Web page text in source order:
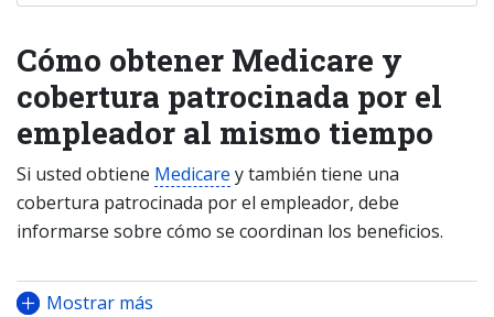
Cómo obtener Medicare y
cobertura patrocinada por el
empleador al mismo tiempo
Si usted obtiene Medicare y también tiene una
cobertura patrocinada por el empleador, debe
informarse sobre cómo se coordinan los beneficios.
Mostrar más